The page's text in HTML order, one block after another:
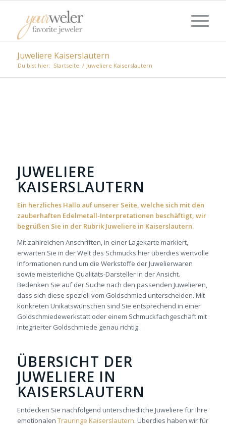
Juweliere Kaiserslautern
Du bist hier: Startseite / Juweliere Kaiserslautern
JUWELIERE
KAISERSLAUTERN
Ein herzliches Hallo auf unserer Seite, welche sich mit den
zauberhaften Edelmetall-Interpretationen beschäftigt, wir
begrüßen Sie in der Rubrik Juweliere in Kaiserslautern.
Mit zahlreichen Anschriften, in einer Lagekarte markiert,
erwarten Sie in der Welt des Schmucks hier überdies wertvolle
Informationen rund um die Werkstoffe der Juwelierwaren
sowie meisterliche Qualitäts-Darsteller in der Ansicht.
Bedenken Sie auf der Suche nach den passenden Juwelieren,
dass sich diese speziell vom Goldschmied unterscheiden. Mit
konkreten Unikatswünschen sind Sie entsprechend in einer
Goldschmiedewerkstatt oder einem Schmuckfachgeschäft mit
integrierter Goldschmiede genau richtig.
ÜBERSICHT DER
JUWELIERE IN
KAISERSLAUTERN
Entdecken Sie nachfolgend unterschiedliche Juweliere für Ihre
emotionalen Trauringe Kaiserslautern. Überdies haben wir für